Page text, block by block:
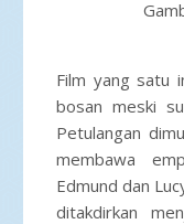
Film yang satu
bosan meski
Petulangan
membawa
Edmund dan
ditakdirkan